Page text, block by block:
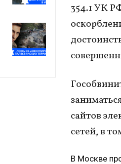
354.1 УК
сайтов
сетей, в
В Москве